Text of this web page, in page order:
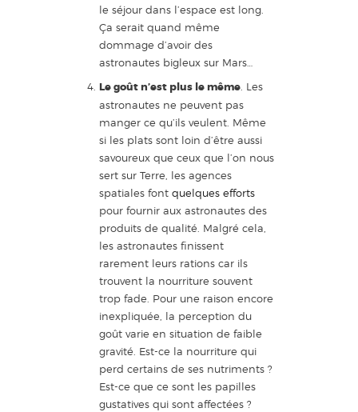
le séjour dans l’espace est long.
Ça serait quand même
dommage d’avoir des
astronautes bigleux sur Mars…
Le goût n’est plus le même. Les
astronautes ne peuvent pas
manger ce qu’ils veulent. Même
si les plats sont loin d’être aussi
savoureux que ceux que l’on nous
sert sur Terre, les agences
spatiales font quelques efforts
pour fournir aux astronautes des
produits de qualité. Malgré cela,
les astronautes finissent
rarement leurs rations car ils
trouvent la nourriture souvent
trop fade. Pour une raison encore
inexpliquée, la perception du
goût varie en situation de faible
gravité. Est-ce la nourriture qui
perd certains de ses nutriments ?
Est-ce que ce sont les papilles
gustatives qui sont affectées ?